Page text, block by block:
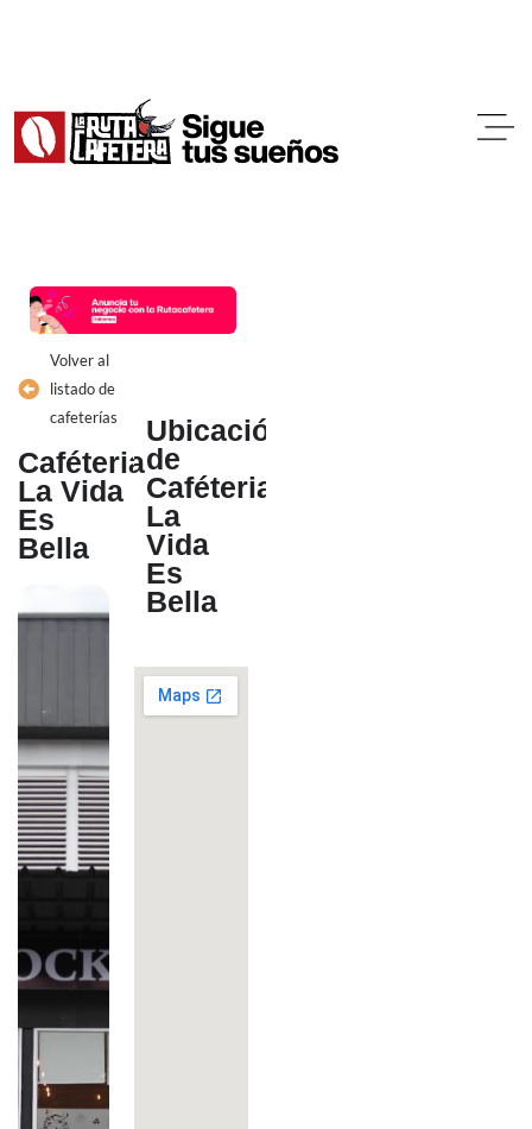
Volver al
listado de
cafeterías
Caféteria
La Vida
Es
Bella
Ubicación
de
Caféteria
La
Vida
Es
Bella